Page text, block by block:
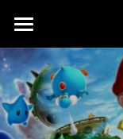
首页
行业成就
同行赞誉
关于我们